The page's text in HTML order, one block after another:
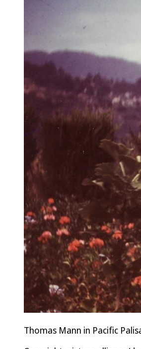
Thomas Mann in Pacific